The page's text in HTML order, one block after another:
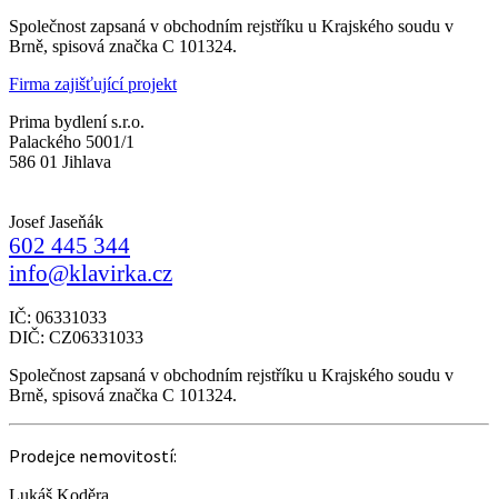
Společnost zapsaná v obchodním rejstříku u Krajského soudu v
Brně, spisová značka C 101324.
Firma zajišťující projekt
Prima bydlení s.r.o.
Palackého 5001/1
586 01 Jihlava
Josef Jaseňák
602 445 344
info@klavirka.cz
IČ: 06331033
DIČ: CZ06331033
Společnost zapsaná v obchodním rejstříku u Krajského soudu v
Brně, spisová značka C 101324.
Prodejce nemovitostí: